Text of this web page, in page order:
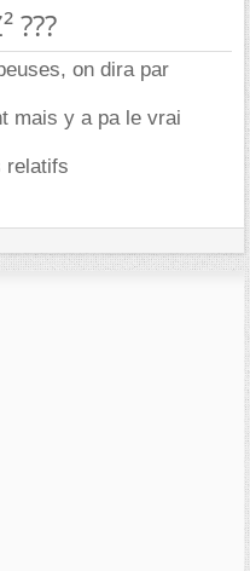
???
on dira par
mais y a pa le vrai
relatifs